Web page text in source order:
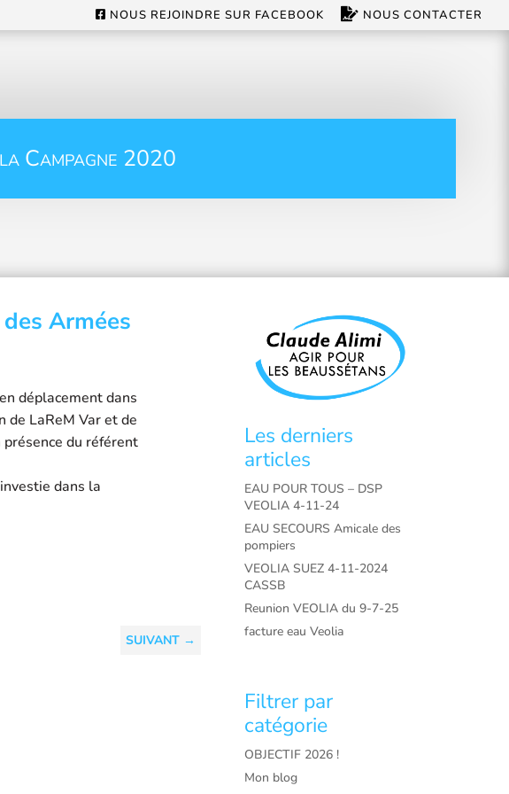
NOUS REJOINDRE SUR FACEBOOK NOUS CONTACTER
Campagne 2020
Armées
déplacement dans
de LaReM Var et de
du référent
dans la
SUIVANT→
Les derniers
articles
EAU POUR TOUS – DSP
VEOLIA 4-11-24
EAU SECOURS Amicale des
pompiers
VEOLIA SUEZ 4-11-2024
CASSB
Reunion VEOLIA du 9-7-25
facture eau Veolia
Filtrer par
catégorie
OBJECTIF 2026 !
Mon blog